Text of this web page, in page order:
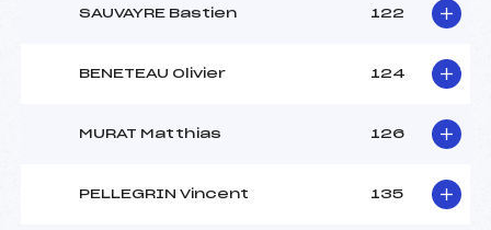
SAUVAYRE Bastien 122
BENETEAU Olivier 124
MURAT Matthias 126
PELLEGRIN Vincent 135